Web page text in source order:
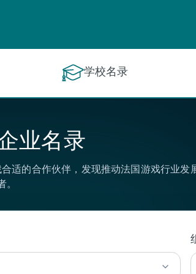
学校名录
业名录
适的合作伙伴，发现推动法国游戏行业发
。